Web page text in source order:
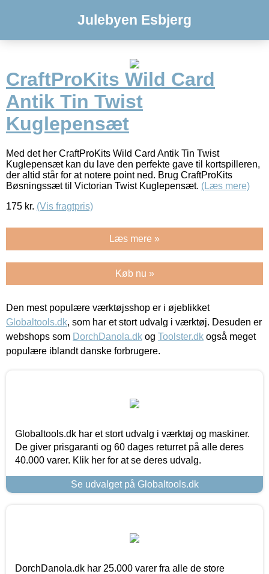
Julebyen Esbjerg
CraftProKits Wild Card
Antik Tin Twist
Kuglepensæt
Med det her CraftProKits Wild Card Antik Tin Twist
Kuglepensæt kan du lave den perfekte gave til kortspilleren,
der altid står for at notere point ned. Brug CraftProKits
Bøsningssæt til Victorian Twist Kuglepensæt. (Læs mere)
175 kr. (Vis fragtpris)
Læs mere »
Køb nu »
Den mest populære værktøjsshop er i øjeblikket
Globaltools.dk, som har et stort udvalg i værktøj. Desuden er
webshops som DorchDanola.dk og Toolster.dk også meget
populære iblandt danske forbrugere.
Globaltools.dk har et stort udvalg i værktøj og maskiner.
De giver prisgaranti og 60 dages returret på alle deres
40.000 varer. Klik her for at se deres udvalg.
Se udvalget på Globaltools.dk
DorchDanola.dk har 25.000 varer fra alle de store